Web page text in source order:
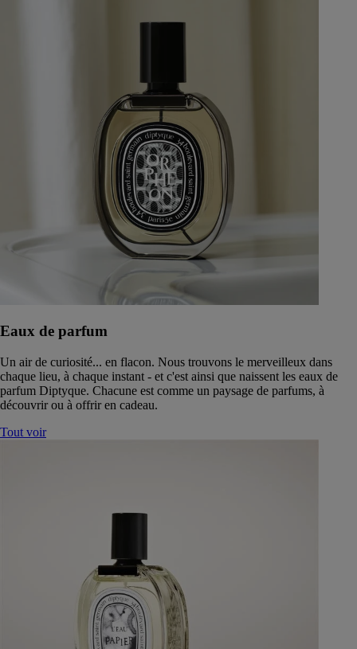
Eaux de parfum
Un air de curiosité... en flacon. Nous trouvons le merveilleux dans
chaque lieu, à chaque instant - et c'est ainsi que naissent les eaux de
parfum Diptyque. Chacune est comme un paysage de parfums, à
découvrir ou à offrir en cadeau.
Tout voir